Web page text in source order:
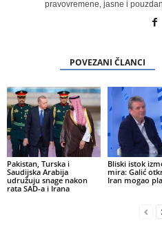
pravovremene, jasne i
POVEZANI ČLANCI
Pakistan, Turska i
Saudijska Arabija
udružuju snage nakon
rata SAD-a i Irana
Bliski istok
mira: Galić
Iran mogao